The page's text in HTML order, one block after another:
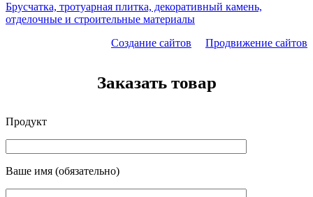
Брусчатка, тротуарная плитка, декоративный камень,
отделочные и строительные материалы
Создание сайтов
Продвижение сайтов
Заказать товар
Продукт
Ваше имя (обязательно)